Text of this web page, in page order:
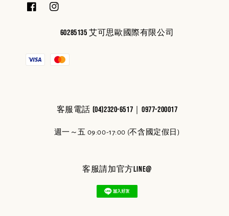
60285135 艾可思歐國際有限公司
客服電話 (04)2320-6517｜0977-200017
週一～五 09:00-17:00 (不含國定假日)
客服請加官方line@